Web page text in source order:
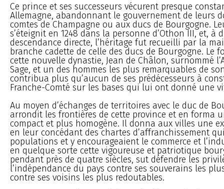
Ce prince et ses successeurs vécurent presque
Allemagne, abandonnant le gouvernement de leurs
comtes de Champagne ou aux ducs de Bourgogne.
s’éteignit en 1248 dans la personne d’Othon III, et, à
descendance directe, l’héritage fut recueilli par la
branche cadette de celle des ducs de Bourgogne. Le
cette nouvelle dynastie, Jean de Châlon, surnommé
Sage, et un des hommes les plus remarquables de
contribua plus qu’aucun de ses prédécesseurs à
Franche-Comté sur les bases qui lui ont donné une
Au moyen d’échanges de territoires avec le duc de
arrondit les frontières de cette province et en forma
compact et plus homogène. Il donna aux villes une
en leur concédant des chartes d’affranchissement
populations et y encourageaient le commerce et
en quelque sorte cette vigoureuse et patriotique
pendant près de quatre siècles, sut défendre les
l’indépendance du pays contre ses souverains les
contre ses voisins les plus redoutables.